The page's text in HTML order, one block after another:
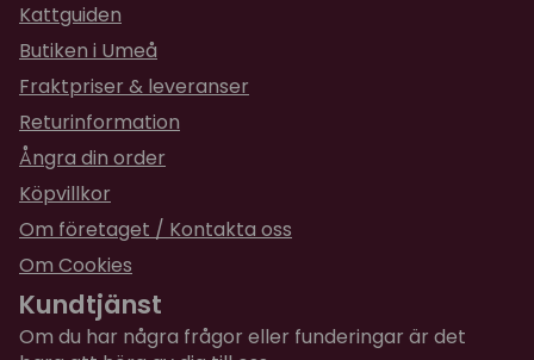
Kattguiden
Butiken i Umeå
Fraktpriser & leveranser
Returinformation
Ångra din order
Köpvillkor
Om företaget / Kontakta oss
Om Cookies
Kundtjänst
Om du har några frågor eller funderingar är det